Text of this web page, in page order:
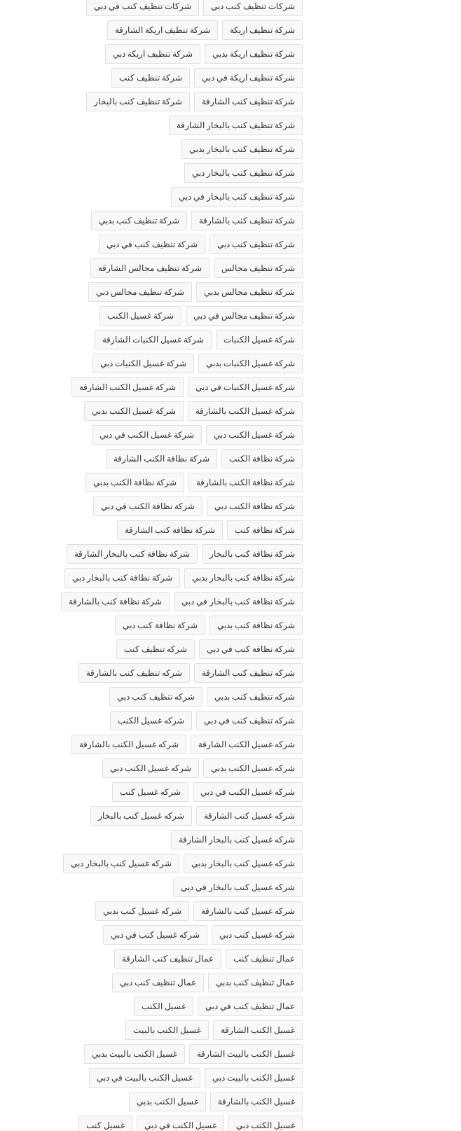
شركات تنظيف كنب دبي شركات تنظيف كنب في دبي
شركة تنظيف اريكة شركة تنظيف اريكة الشارقة
شركة تنظيف اريكة بدبي شركة تنظيف اريكة دبي
شركة تنظيف اريكة في دبي شركة تنظيف كنب
شركة تنظيف كنب الشارقة شركة تنظيف كنب بالبخار
شركة تنظيف كنب بالبخار الشارقة
شركة تنظيف كنب بالبخار بدبي
شركة تنظيف كنب بالبخار دبي
شركة تنظيف كنب بالبخار في دبي
شركة تنظيف كنب بالشارقة شركة تنظيف كنب بدبي
شركة تنظيف كنب دبي شركة تنظيف كنب في دبي
شركة تنظيف مجالس شركة تنظيف مجالس الشارقة
شركة تنظيف مجالس بدبي شركة تنظيف مجالس دبي
شركة تنظيف مجالس في دبي شركة غسيل الكنب
شركة غسيل الكنبات شركة غسيل الكنبات الشارقة
شركة غسيل الكنبات بدبي شركة غسيل الكنبات دبي
شركة غسيل الكنبات في دبي شركة غسيل الكنب الشارقة
شركة غسيل الكنب بالشارقة شركة غسيل الكنب بدبي
شركة غسيل الكنب دبي شركة غسيل الكنب في دبي
شركة نظافة الكنب شركة نظافة الكنب الشارقة
شركة نظافة الكنب بالشارقة شركة نظافة الكنب بدبي
شركة نظافة الكنب دبي شركة نظافة الكنب في دبي
شركة نظافة كنب شركة نظافة كنب الشارقة
شركة نظافة كنب بالبخار شركة نظافة كنب بالبخار الشارقة
شركة نظافة كنب بالبخار بدبي شركة نظافة كنب بالبخار دبي
شركة نظافة كنب بالبخار في دبي شركة نظافة كنب بالشارقة
شركة نظافة كنب بدبي شركة نظافة كنب دبي
شركة نظافة كنب في دبي شركه تنظيف كنب
شركه تنظيف كنب الشارقة شركه تنظيف كنب بالشارقة
شركه تنظيف كنب بدبي شركه تنظيف كنب دبي
شركه تنظيف كنب في دبي شركه غسيل الكنب
شركه غسيل الكنب الشارقة شركه غسيل الكنب بالشارقة
شركه غسيل الكنب بدبي شركه غسيل الكنب دبي
شركه غسيل الكنب في دبي شركه غسيل كنب
شركه غسيل كنب الشارقة شركه غسيل كنب بالبخار
شركه غسيل كنب بالبخار الشارقة
شركه غسيل كنب بالبخار بدبي شركه غسيل كنب بالبخار دبي
شركه غسيل كنب بالبخار في دبي
شركه غسيل كنب بالشارقة شركه غسيل كنب بدبي
شركه غسيل كنب دبي شركه غسيل كنب في دبي
عمال تنظيف كنب عمال تنظيف كنب الشارقة
عمال تنظيف كنب بدبي عمال تنظيف كنب دبي
عمال تنظيف كنب في دبي غسيل الكنب
غسيل الكنب الشارقة غسيل الكنب بالبيت
غسيل الكنب بالبيت الشارقة غسيل الكنب بالبيت بدبي
غسيل الكنب بالبيت دبي غسيل الكنب بالبيت في دبي
غسيل الكنب بالشارقة غسيل الكنب بدبي
غسيل الكنب دبي غسيل الكنب في دبي غسيل كنب